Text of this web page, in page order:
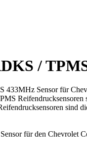
/
433MHz Sensor für
Reifendrucksensoren
sind
für den Chevrolet